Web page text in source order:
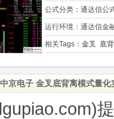
公式分类： 通达信公
运行环境： 通达信金
相关Tags： 金叉 底
京电子 金叉底背离模式量化